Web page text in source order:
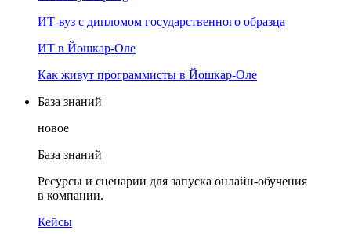
ИТ-вуз с дипломом государственного образца
ИТ в Йошкар-Оле
Как живут программисты в Йошкар‑Оле
База знаний
новое
База знаний
Ресурсы и сценарии для запуска онлайн-обучения
в компании.
Кейсы